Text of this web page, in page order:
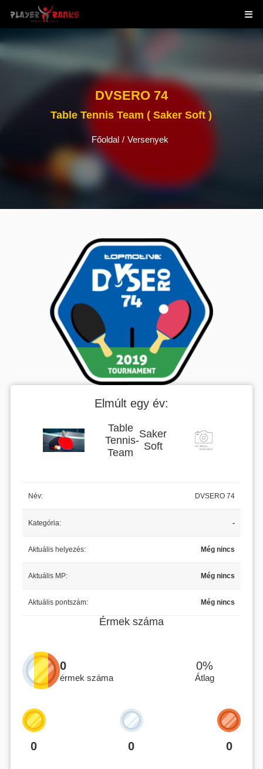
DVSERO 74
Table Tennis Team ( Saker Soft )
Főoldal / Versenyek
Elmúlt egy év:
Table
Tennis
Team
-
Saker
Soft
Név: DVSERO 74
Kategória: -
Aktuális helyezés: Még nincs
Aktuális MP: Még nincs
Aktuális pontszám: Még nincs
Érmek száma
0
érmek száma
0%
Átlag
0 0 0